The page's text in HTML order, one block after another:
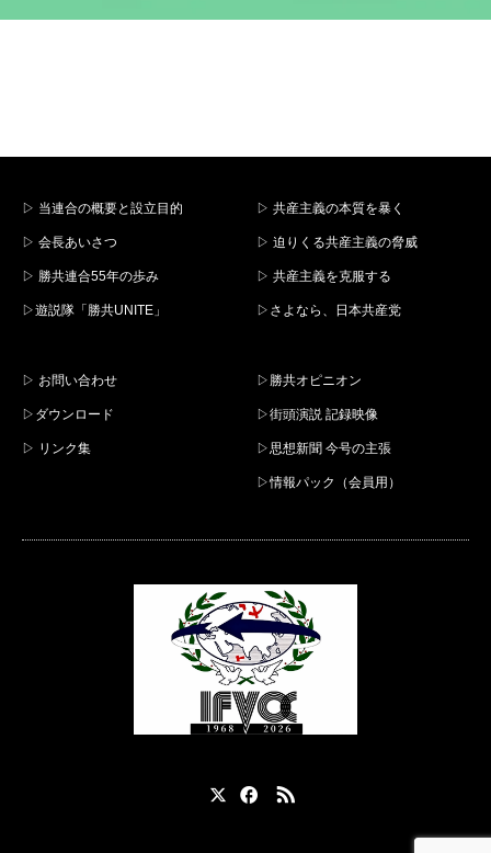
▷ 当連合の概要と設立目的
▷ 会長あいさつ
▷ 勝共連合55年の歩み
▷遊説隊「勝共UNITE」
▷ 共産主義の本質を暴く
▷ 迫りくる共産主義の脅威
▷ 共産主義を克服する
▷さよなら、日本共産党
▷ お問い合わせ
▷ダウンロード
▷ リンク集
▷勝共オピニオン
▷街頭演説 記録映像
▷思想新聞 今号の主張
▷情報パック（会員用）